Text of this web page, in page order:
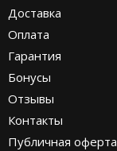
Доставка
Оплата
Гарантия
Бонусы
Отзывы
Контакты
Публичная оферта